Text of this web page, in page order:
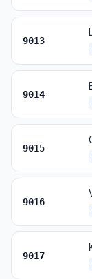
9013
9014
9015
9016
9017